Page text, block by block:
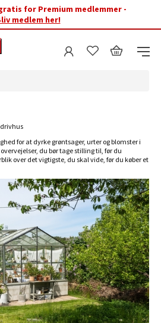
for Premium medlemmer -
medlem her!
for at dyrke grøntsager, urter og blomster i
du bør tage stilling til, før du
over detvigtigste, du skal vide, før du køber et